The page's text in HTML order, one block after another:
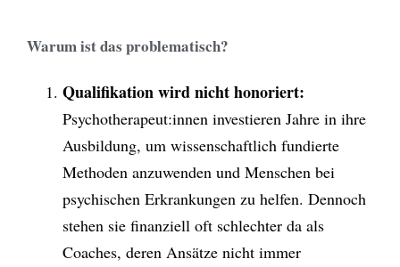
Warum ist das problematisch?
Qualifikation wird nicht honoriert:
Psychotherapeut:innen investieren Jahre in ihre
Ausbildung, um wissenschaftlich fundierte
Methoden anzuwenden und Menschen bei
psychischen Erkrankungen zu helfen. Dennoch
stehen sie finanziell oft schlechter da als
Coaches, deren Ansätze nicht immer